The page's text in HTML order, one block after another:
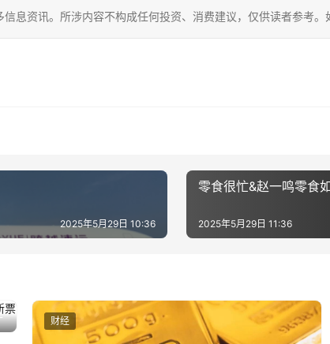
息资讯。所涉内容不构成任何投资、消费建议，仅供读者参考。
2025年5月29日 10:36
零食很忙&赵一鸣零食
2025年5月29日 11:36
财经